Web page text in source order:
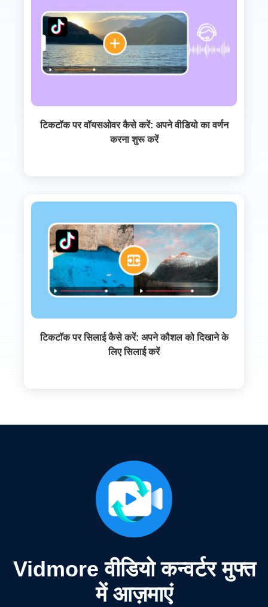
टिकटॉक पर वॉयसओवर कैसे करें: अपने वीडियो का वर्णन
करना शुरू करें
टिकटॉक पर सिलाई कैसे करें: अपने कौशल को दिखाने के
लिए सिलाई करें
Vidmore वीडियो कन्वर्टर मुफ्त
में आज़माएं